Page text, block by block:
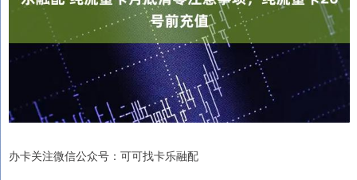
办卡关注微信公众号：可可找卡乐融配